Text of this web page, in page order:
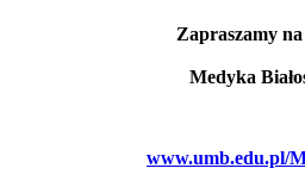
Zapraszamy
Medyka
www.umb.edu.pl/